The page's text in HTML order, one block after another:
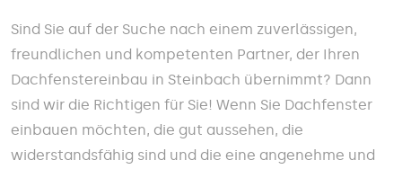
Sind Sie auf der Suche nach einem zuverlässigen,
freundlichen und kompetenten Partner, der Ihren
Dachfenstereinbau in Steinbach übernimmt? Dann
sind wir die Richtigen für Sie! Wenn Sie Dachfenster
einbauen möchten, die gut aussehen, die
widerstandsfähig sind und die eine angenehme und